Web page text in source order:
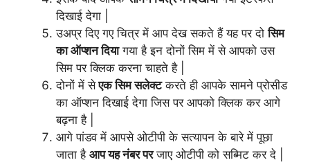
दिखाई देगा |
उअप्र दिए गए चित्र में आप देख सकते हैं यह पर दोसिम
का ऑप्शन दियागया है इन दोनों सिम में से आपको उस
सिम पर क्लिक करना चाहते है |
दोनों में सेएक सिम सलेक्टकरते ही आपके सामने प्रोसीड
का ऑप्शन दिखाई देगा जिस पर आपको क्लिक कर आगे
बढ़ना है |
आगे पांडव में आपसे ओटीपी के सत्यापन के बारे में पूछा
जाता है आप यह नंबर परजाए ओटीपी को सब्मिट कर दे |